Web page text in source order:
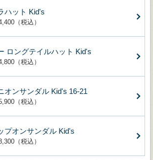
ハット Kid's
（税込）
ロングテイルハット Kid's
（税込）
オンサンダル Kid's 16-21
（税込）
プオンサンダル Kid's
（税込）